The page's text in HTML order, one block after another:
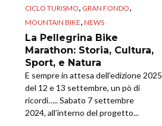
CICLO TURISMO, GRAN FONDO,
MOUNTAIN BIKE, NEWS
La Pellegrina Bike
Marathon: Storia, Cultura,
Sport, e Natura
E sempre in attesa dell’edizione 2025
del 12 e 13 settembre, un pò di
ricordi….. Sabato 7 settembre
2024, all’interno del progetto...